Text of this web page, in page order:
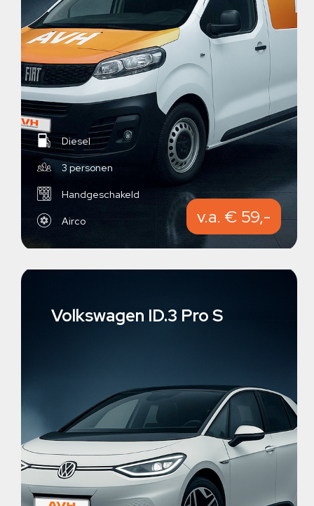
Diesel
3 personen
Handgeschakeld
Airco v.a. € 59,-
Volkswagen ID.3 Pro S